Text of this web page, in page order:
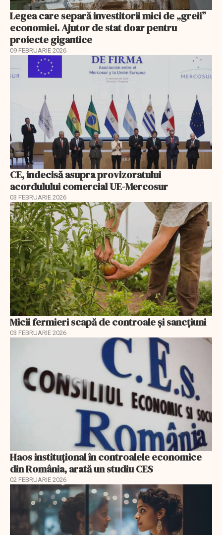
Legea care separă investitorii mici de „greii”
economiei. Ajutor de stat doar pentru
proiecte gigantice
09 FEBRUARIE 2026
CE, indecisă asupra provizoratului
acordulului comercial UE-Mercosur
03 FEBRUARIE 2026
Micii fermieri scapă de controale și sancțiuni
03 FEBRUARIE 2026
Haos instituțional în controalele economice
din România, arată un studiu CES
02 FEBRUARIE 2026